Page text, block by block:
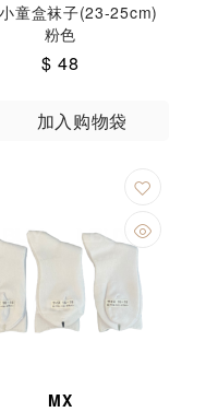
童盒袜子(23-25cm)
粉色
$ 48
加入购物袋
MX